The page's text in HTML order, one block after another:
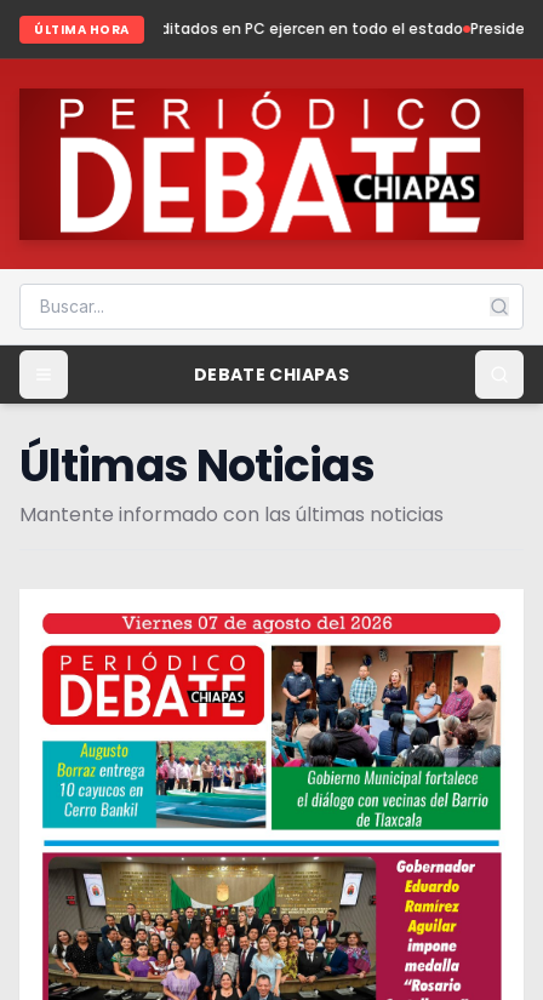
ÚLTIMA HORA
en PC ejercen en todo el estado Presidenta Fabiola Ricci
DEBATE CHIAPAS
Últimas Noticias
Mantente informado con las últimas noticias